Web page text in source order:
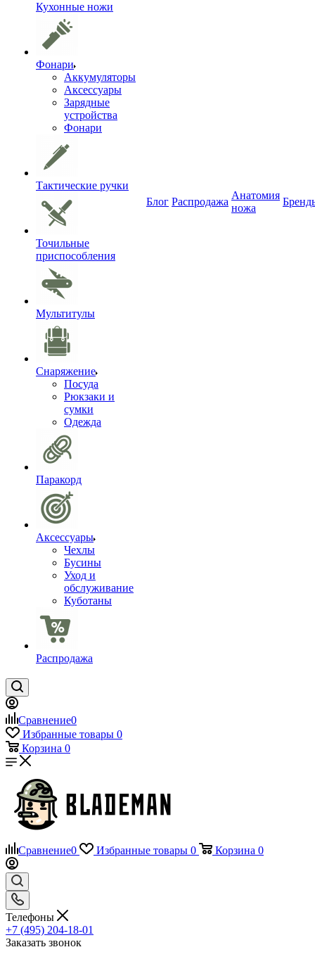
Кухонные ножи
Фонари
Аккумуляторы
Аксессуары
Зарядные
устройства
Фонари
Тактические ручки
Точильные
приспособления
Мультитулы
Снаряжение
Посуда
Рюкзаки и
сумки
Одежда
Паракорд
Аксессуары
Чехлы
Бусины
Уход и
обслуживание
Куботаны
Распродажа
Блог Распродажа
Анатомия
ножа
Сравнение0
Избранные товары 0
Корзина 0
Сравнение0 Избранные товары 0 Корзина 0
Телефоны
+7 (495) 204-18-01
Заказать звонок